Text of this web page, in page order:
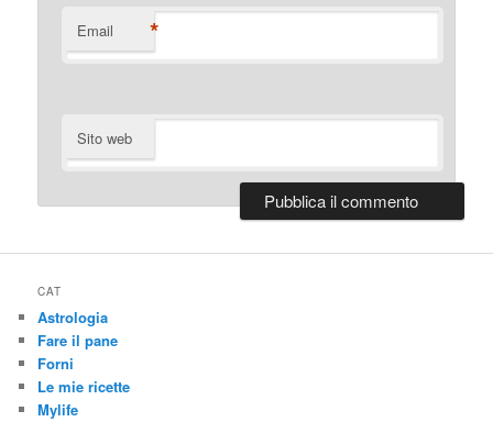
Email *
Sito web
CAT
Astrologia
Fare il pane
Forni
Le mie ricette
Mylife